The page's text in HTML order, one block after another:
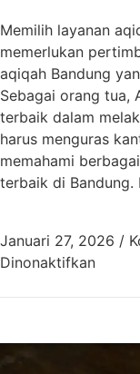
Memilih layanan
memerlukan
aqiqah Bandung
Sebagai orang tua,
terbaik dalam
harus menguras
memahami
terbaik di
Januari 27, 2026 /
Dinonaktifkanpada